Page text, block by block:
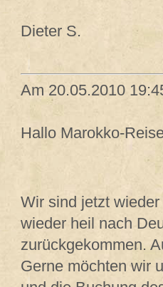
Dieter S.
Am 20.05.2010
Hallo Marokko-
Wir sind jetzt
wieder heil nach
zurückgekommen.
Gerne möchten wir